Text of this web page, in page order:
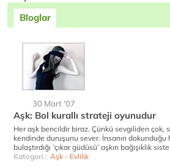
Bloglar
30 Mart '07
Aşk: Bol kurallı strateji oyunudur
Her aşk bencildir biraz. Çünkü sevgiliden çok,
kendinde duruşunu sever. İnsanın
bulaştırdığı ‘çıkar güdüsü’ aşkın bağışıklık
Kategori : Aşk - Evlilik